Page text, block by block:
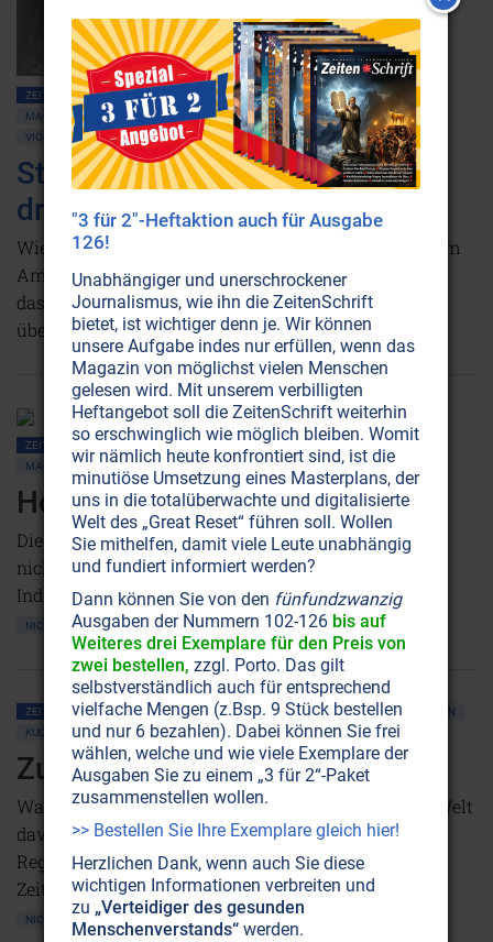
ZEITENSCHRIFT NR. 25
ERLEUCHTUNG • CHRISTUSBEWUSSTSEIN
MAGIE • OKKULTISMUS
GEISTIGE HIERARCHIE
ST. GERMAIN
VIOLETTES FEUER
WASSERMANN-ZEITALTER
St. Germain: Begegnung der
dritten Art
Wie eine Meisterseele, die sich seit Jahrhunderten um
Amerika verdient gemacht hatte, einem Amerikaner
das Wissen um die wahre Natur des Menschen
überbrachte...Weiterlesen...
ZEITENSCHRIFT NR. 16 GEBET • MEDITATION
MAGIE • OKKULTISMUS
ST. GERMAIN VIOLETTES FEUER
Hoffnung in Violett
Die transformierende Kraft des Violetten Feuers ist
nicht nur Hoffnung für den Menschen als einzelnes
Individuum, sondern für den ganzen Planeten!
NICHT ONLINE VERFÜGBAR AUSGABE BESTELLEN
ZEITENSCHRIFT NR. 9 MENSCHHEITSGESCHICHTE ALLGEMEIN
ST. GERMAIN
KULTE • MYTHOLOGIE
Zurück in die Zukunft
Was verbirgt sich hinter der ‘Sintflut’? Wie war die Welt
davor? Luftschiffe und Tachyonenkonverter, ideale
Regierung und Wohlstand für alle waren vor langer
Zeit eine Realität auf diesem Planeten.
NICHT ONLINE VERFÜGBAR
"3 für 2"-Heftaktion auch für Ausgabe
126!
Unabhängiger und unerschrockener
Journalismus, wie ihn die ZeitenSchrift
bietet, ist wichtiger denn je. Wir können
unsere Aufgabe indes nur erfüllen, wenn das
Magazin von möglichst vielen Menschen
gelesen wird. Mit unserem verbilligten
Heftangebot soll die ZeitenSchrift weiterhin
so erschwinglich wie möglich bleiben. Womit
wir nämlich heute konfrontiert sind, ist die
minutiöse Umsetzung eines Masterplans, der
uns in die totalüberwachte und digitalisierte
Welt des „Great Reset“ führen soll. Wollen
Sie mithelfen, damit viele Leute unabhängig
und fundiert informiert werden?
Dann können Sie von den fünfundzwanzig
Ausgaben der Nummern 102-126 bis auf
Weiteres drei Exemplare für den Preis von
zwei bestellen, zzgl. Porto. Das gilt
selbstverständlich auch für entsprechend
vielfache Mengen (z.Bsp. 9 Stück bestellen
und nur 6 bezahlen). Dabei können Sie frei
wählen, welche und wie viele Exemplare der
Ausgaben Sie zu einem „3 für 2“-Paket
zusammenstellen wollen.
>> Bestellen Sie Ihre Exemplare gleich hier!
Herzlichen Dank, wenn auch Sie diese
wichtigen Informationen verbreiten und
zu „Verteidiger des gesunden
Menschenverstands“ werden.